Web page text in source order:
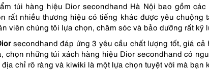
túi hàng hiệu Dior secondhand Hà Nội bao gồm
rất nhiều thương hiệu có tiếng khác được yêu
viên chúng tôi lựa chọn, chăm sóc và bảo dưỡng rất kỹ
secondhand đáp ứng 3 yêu cầu chất lượng tốt, giá
chọn những túi xách hàng hiệu Dior secondhand có
chỉ rõ ràng và kiwiki là một lựa chọn tuyệt vời mà bạn